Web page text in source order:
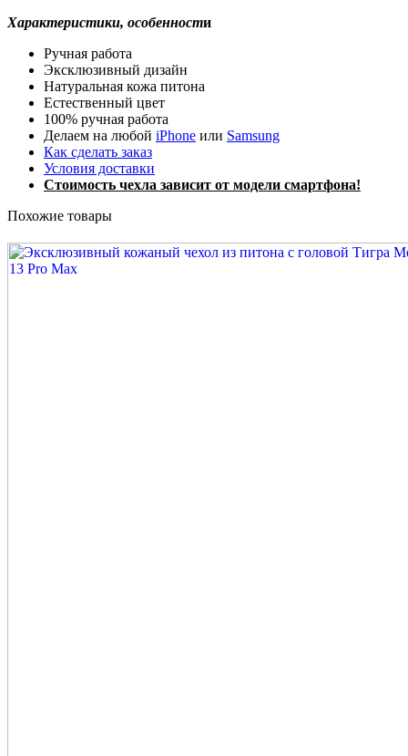
Характеристики, особенности
Ручная работа
Эксклюзивный дизайн
Натуральная кожа питона
Естественный цвет
100% ручная работа
Делаем на любой iPhone или Samsung
Как сделать заказ
Условия доставки
Стоимость чехла зависит от модели смартфона!
Похожие товары